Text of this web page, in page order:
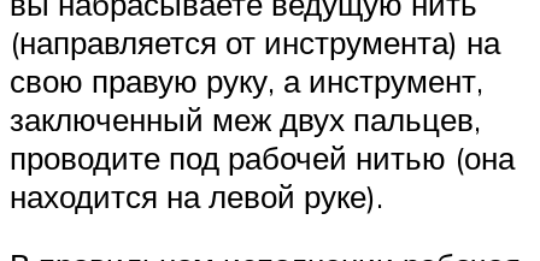
(направляется от инструмента) на
свою правую руку, а инструмент,
заключенный меж двух пальцев,
проводите под рабочей нитью (она
находится на левой руке).